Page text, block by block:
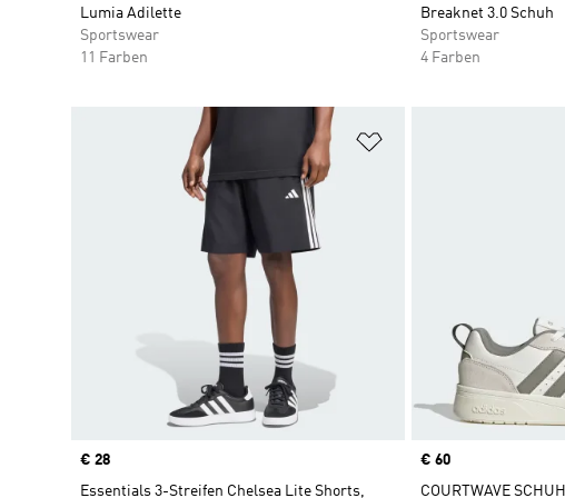
Lumia Adilette
Sportswear
11 Farben
Breaknet 3.0 Schuh
Sportswear
4 Farben
Price
€ 28
Essentials 3-Streifen Chelsea Lite Shorts,
Price
€ 60
COURTWAVE SCHUH